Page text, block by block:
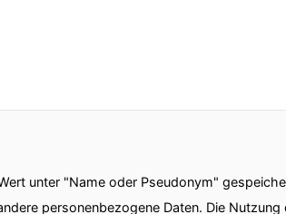
unter "Name oder Pseudonym"
personenbezogene Daten. Die Nutzung